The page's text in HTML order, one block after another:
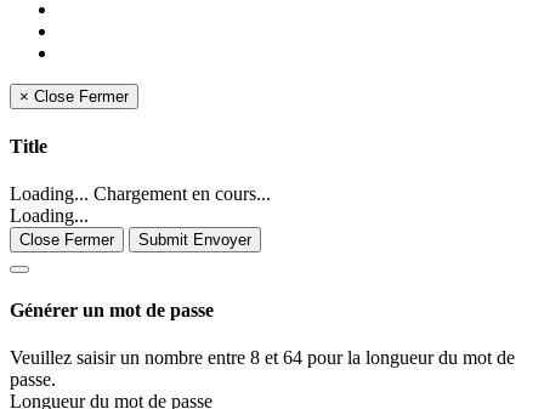
× Close Fermer
Title
Loading... Chargement en cours...
Loading...
Close Fermer Submit Envoyer
Générer un mot de passe
Veuillez saisir un nombre entre 8 et 64 pour la longueur du mot de
passe.
Longueur du mot de passe